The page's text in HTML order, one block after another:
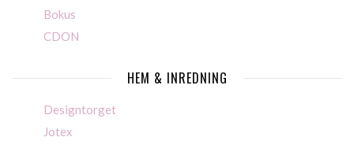
Bokus
CDON
HEM & INREDNING
Designtorget
Jotex